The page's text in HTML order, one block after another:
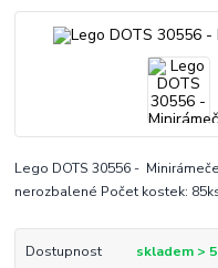
Lego DOTS 30556 -
nerozbalené Počet kostek:
Dostupnost skladem >